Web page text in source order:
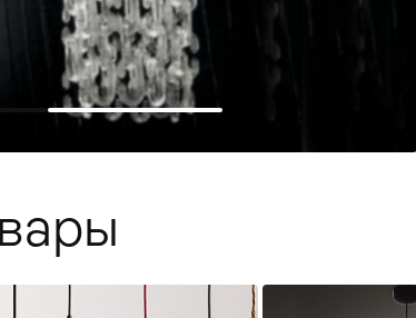
Комоды и тумбы
Мебель для ванных комнат